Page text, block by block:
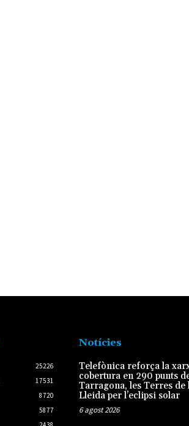
25226
17531
8720
5877
Notícies
Telefònica reforça la
cobertura en 290 punts
Tarragona, les Terres de
Lleida per l’eclipsi solar
6 agost 2026